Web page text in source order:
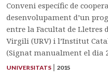
Conveni específic de
desenvolupament d’un
entre la Facultat de Lletres
Virgili (URV) i l’Institut
(Signat manualment el dia
UNIVERSITATS | 2015